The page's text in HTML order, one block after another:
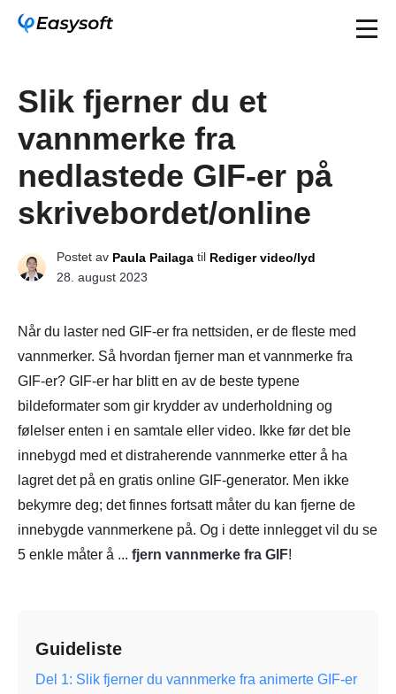
Slik fjerner du et
vannmerke fra
nedlastede GIF-er på
skrivebordet/online
Postet av Paula Pailaga til Rediger video/lyd
28. august 2023
Når du laster ned GIF-er fra nettsiden, er de fleste med
vannmerker. Så hvordan fjerner man et vannmerke fra
GIF-er? GIF-er har blitt en av de beste typene
bildeformater som gir krydder av underholdning og
følelser enten i en samtale eller video. Ikke før det ble
innebygd med et distraherende vannmerke etter å ha
lagret det på en gratis online GIF-generator. Men ikke
bekymre deg; det finnes fortsatt måter du kan fjerne de
innebygde vannmerkene på. Og i dette innlegget vil du se
5 enkle måter å ... fjern vannmerke fra GIF!
Guideliste
Del 1: Slik fjerner du vannmerke fra animerte GIF-er